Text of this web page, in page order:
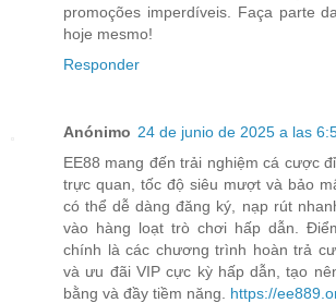
promoções imperdíveis. Faça parte
hoje mesmo!
Responder
Anónimo 24 de junio de 2025 a las
EE88 mang đến trải nghiệm cá cược
trực quan, tốc độ siêu mượt và bảo
có thể dễ dàng đăng ký, nạp rút
vào hàng loạt trò chơi hấp dẫn.
chính là các chương trình hoàn trả
và ưu đãi VIP cực kỳ hấp dẫn, tạo
bằng và đầy tiềm năng. https://